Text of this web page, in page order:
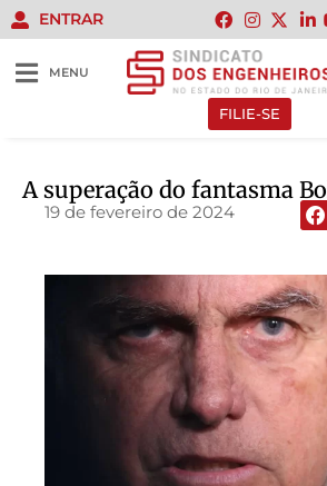
ENTRAR
MENU
FILIE-SE
A superação do fantasma
19 de fevereiro de 2024